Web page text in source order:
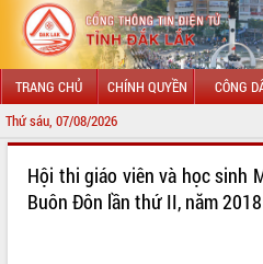
TRANG CHỦ CHÍNH QUYỀN CÔNG
Thứ sáu, 07/08/2026
LÃNH ĐẠO UBND TỈNH
Hội thi giáo viên và học sinh
Buôn Đôn lần thứ II, năm 2018